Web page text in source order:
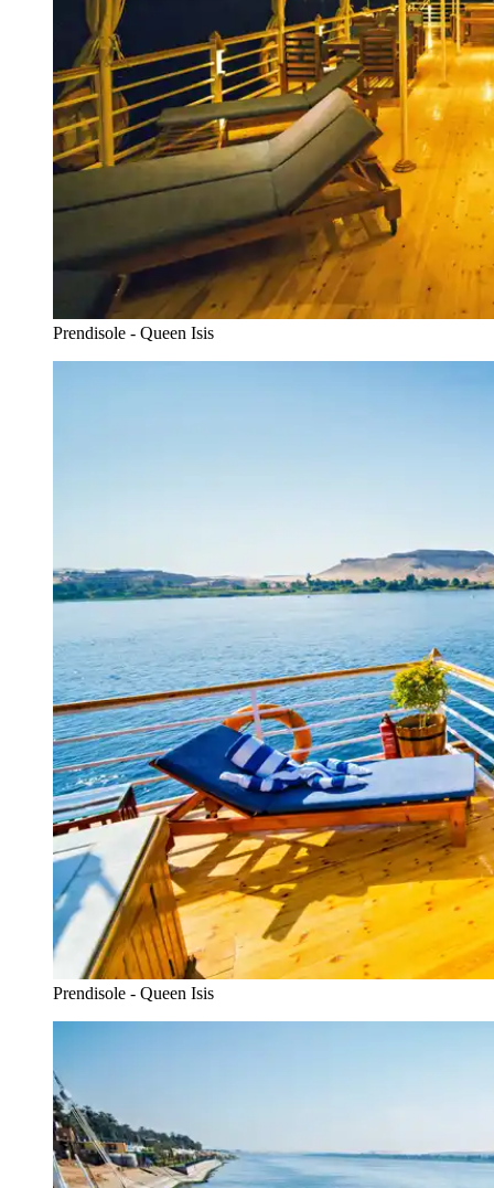
Prendisole - Queen Isis
Prendisole - Queen Isis